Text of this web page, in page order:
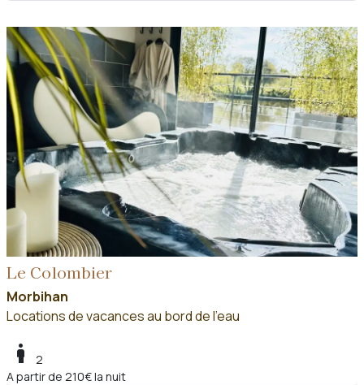
Le Colombier
Morbihan
Locations de vacances au bord de l'eau
boy
2
A partir de 210€ la nuit